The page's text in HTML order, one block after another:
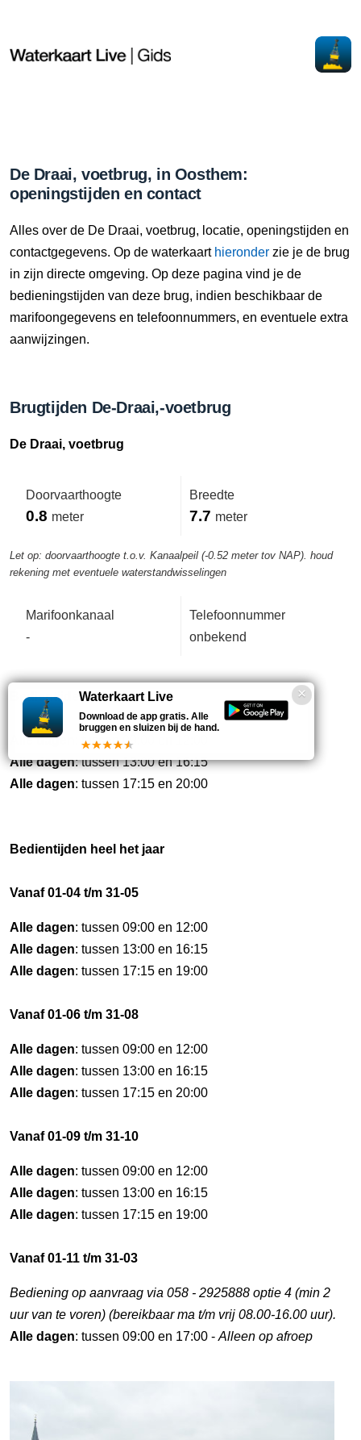
De Draai, voetbrug, in Oosthem:
openingstijden en contact
Alles over de De Draai, voetbrug, locatie, openingstijden en
contactgegevens. Op de waterkaart hieronder zie je de brug
in zijn directe omgeving. Op deze pagina vind je de
bedieningstijden van deze brug, indien beschikbaar de
marifoongegevens en telefoonnummers, en eventuele extra
aanwijzingen.
Brugtijden De-Draai,-voetbrug
De Draai, voetbrug
Doorvaarthoogte
0.8 meter
Breedte
7.7 meter
Let op: doorvaarthoogte t.o.v. Kanaalpeil (-0.52 meter tov NAP). houd
rekening met eventuele waterstandwisselingen
Marifoonkanaal
-
Telefoonnummer
onbekend
Bedientijden deze week
Alle dagen
: tussen 09:00 en 12:00
Alle dagen: tussen 13:00 en 16:15
Alle dagen: tussen 17:15 en 20:00
Bedientijden heel het jaar
Vanaf 01-04 t/m 31-05
Alle dagen: tussen 09:00 en 12:00
Alle dagen: tussen 13:00 en 16:15
Alle dagen: tussen 17:15 en 19:00
Vanaf 01-06 t/m 31-08
Alle dagen: tussen 09:00 en 12:00
Alle dagen: tussen 13:00 en 16:15
Alle dagen: tussen 17:15 en 20:00
Vanaf 01-09 t/m 31-10
Alle dagen: tussen 09:00 en 12:00
Alle dagen: tussen 13:00 en 16:15
Alle dagen: tussen 17:15 en 19:00
Vanaf 01-11 t/m 31-03
Bediening op aanvraag via 058 - 2925888 optie 4 (min 2
uur van te voren) (bereikbaar ma t/m vrij 08.00-16.00 uur).
Alle dagen: tussen 09:00 en 17:00 - Alleen op afroep
Waterkaart Live
Download de app gratis. Alle
bruggen en sluizen bij de hand.